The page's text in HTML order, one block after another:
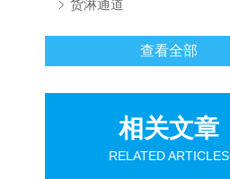
货淋通道
查看全部
相关文章
RELATED ARTICLES